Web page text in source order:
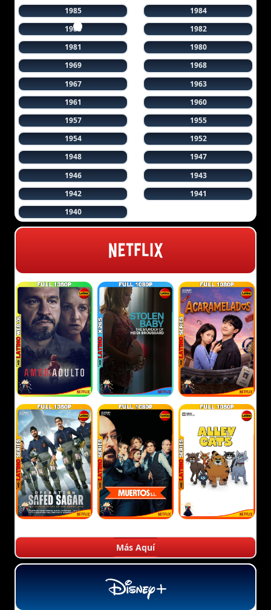
1985
1984
1983
1982
1981
1980
1969
1968
1967
1963
1961
1960
1957
1955
1954
1952
1948
1947
1946
1943
1942
1941
1940
Más Aquí